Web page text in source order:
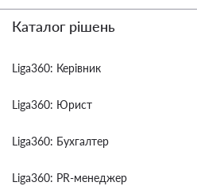
Каталог рішень
Liga360: Керівник
Liga360: Юрист
Liga360: Бухгалтер
Liga360: PR-менеджер